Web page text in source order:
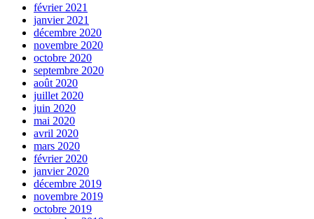
février 2021
janvier 2021
décembre 2020
novembre 2020
octobre 2020
septembre 2020
août 2020
juillet 2020
juin 2020
mai 2020
avril 2020
mars 2020
février 2020
janvier 2020
décembre 2019
novembre 2019
octobre 2019